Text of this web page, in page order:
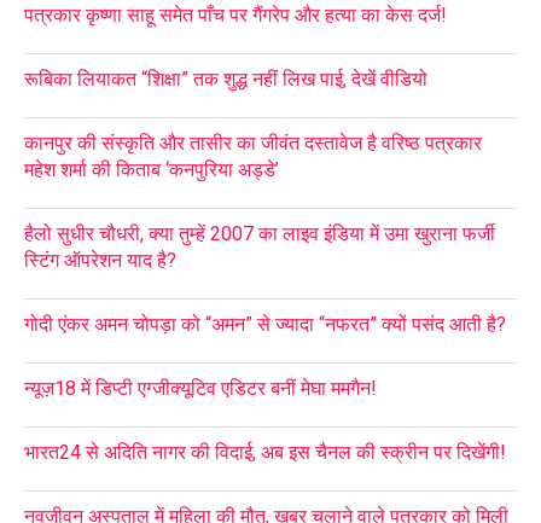
पत्रकार कृष्णा साहू समेत पाँच पर गैंगरेप और हत्या का केस दर्ज!
रूबिका लियाकत “शिक्षा” तक शुद्ध नहीं लिख पाई, देखें वीडियो
कानपुर की संस्कृति और तासीर का जीवंत दस्तावेज है वरिष्ठ पत्रकार
महेश शर्मा की किताब ‘कनपुरिया अड्डे’
हैलो सुधीर चौधरी, क्या तुम्हें 2007 का लाइव इंडिया में उमा खुराना फर्जी
स्टिंग ऑपरेशन याद है?
गोदी एंकर अमन चोपड़ा को “अमन” से ज्यादा “नफरत” क्यों पसंद आती है?
न्यूज़18 में डिप्टी एग्जीक्यूटिव एडिटर बनीं मेघा ममगैन!
भारत24 से अदिति नागर की विदाई, अब इस चैनल की स्क्रीन पर दिखेंगी!
नवजीवन अस्पताल में महिला की मौत, ख़बर चलाने वाले पत्रकार को मिली